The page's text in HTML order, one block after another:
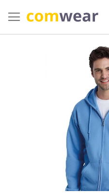
do
treści